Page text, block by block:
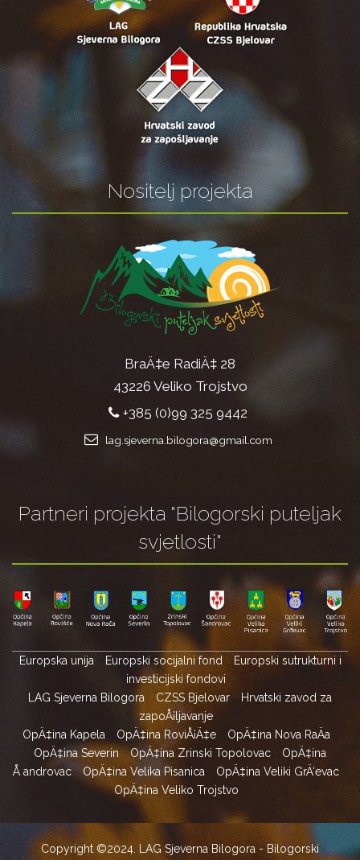
Nositelj projekta
BraÄ‡e RadiÄ‡ 28
43226 Veliko Trojstvo
+385 (0)99 325 9442
lag.sjeverna.bilogora@gmail.com
Partneri projekta "Bilogorski puteljak
svjetlosti"
Europska unija Europski socijalni fond
Europski sutrukturni i
investicijski fondovi
LAG Sjeverna Bilogora
CZSS Bjelovar
Hrvatski zavod za
zapoÅ¡ljavanje
OpÄ‡ina Kapela
OpÄ‡ina RoviÅ¡Ä‡e
OpÄ‡ina Nova RaÄa
OpÄ‡ina Severin
OpÄ‡ina Zrinski Topolovac
OpÄ‡ina
Å androvac
OpÄ‡ina Velika Pisanica
OpÄ‡ina Veliki GrÄ‘evac
OpÄ‡ina Veliko Trojstvo
Copyright ©2024. LAG Sjeverna Bilogora - Bilogorski